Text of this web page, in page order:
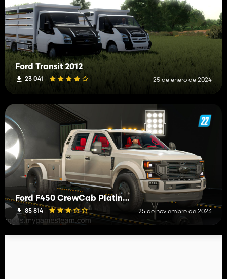
Ford Transit 2012
23 041 25 de enero de 2024
Ford F450 CrewCab Platinum DRW 2020
85 814 25 de noviembre de 2023